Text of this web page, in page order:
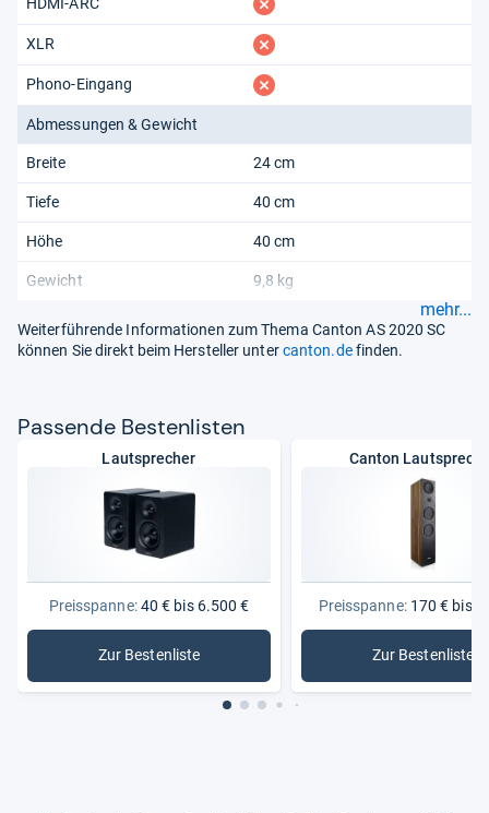
XLR fehlt
Phono-Eingang fehlt
Abmessungen & Gewicht
Breite 24 cm
Tiefe 40 cm
Höhe 40 cm
Gewicht 9,8 kg
mehr...
Weiterführende Informationen zum Thema Canton AS 2020 SC
können Sie direkt beim Hersteller untercanton.definden.
Pas­sende Bes­ten­lis­ten
Lautsprecher
Preisspanne:40 € bis 6.500 €
Zur Bestenliste
: Lautsprecher
Canton
Preisspanne:170 € bis
Zur Bestenliste
: Canton